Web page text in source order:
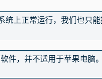
统上正常运行，我们也只
件，并不适用于苹果电脑